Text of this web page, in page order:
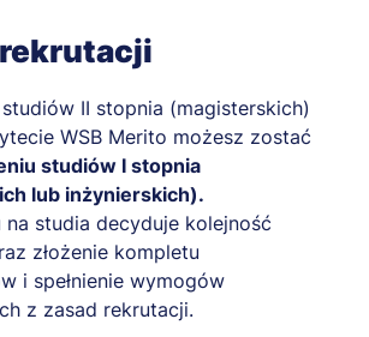
II stopnia (magisterskich)
WSB Merito możesz zostać
studiów I stopnia
lub inżynierskich).
na studia decyduje kolejność
złożenie kompletu
i spełnienie wymogów
z zasad rekrutacji.